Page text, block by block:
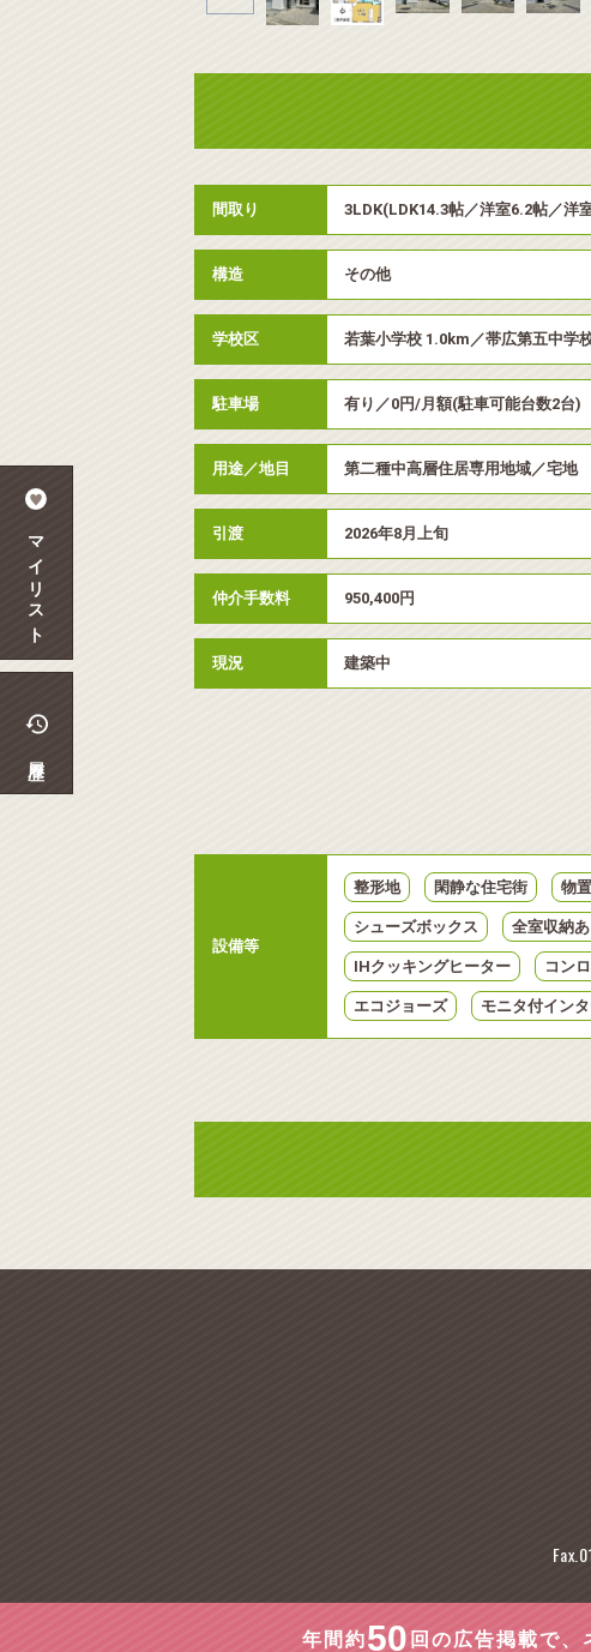
間取り 3LDK(LDK14.3帖／洋室6.2帖／洋
構造 その他
学校区 若葉小学校 1.0km／帯広第五中学
駐車場 有り／0円/月額(駐車可能台数2台)
用途／地目 第二種中高層住居専用地域／宅地
引渡 2026年8月上旬
仲介手数料 950,400円
現況 建築中
設備等
整形地 閑静な住宅街 物置
シューズボックス 全室収納あ
IHクッキングヒーター コン
エコジョーズ モニタ付イン
年間約50 回の広告掲載で
マイリスト